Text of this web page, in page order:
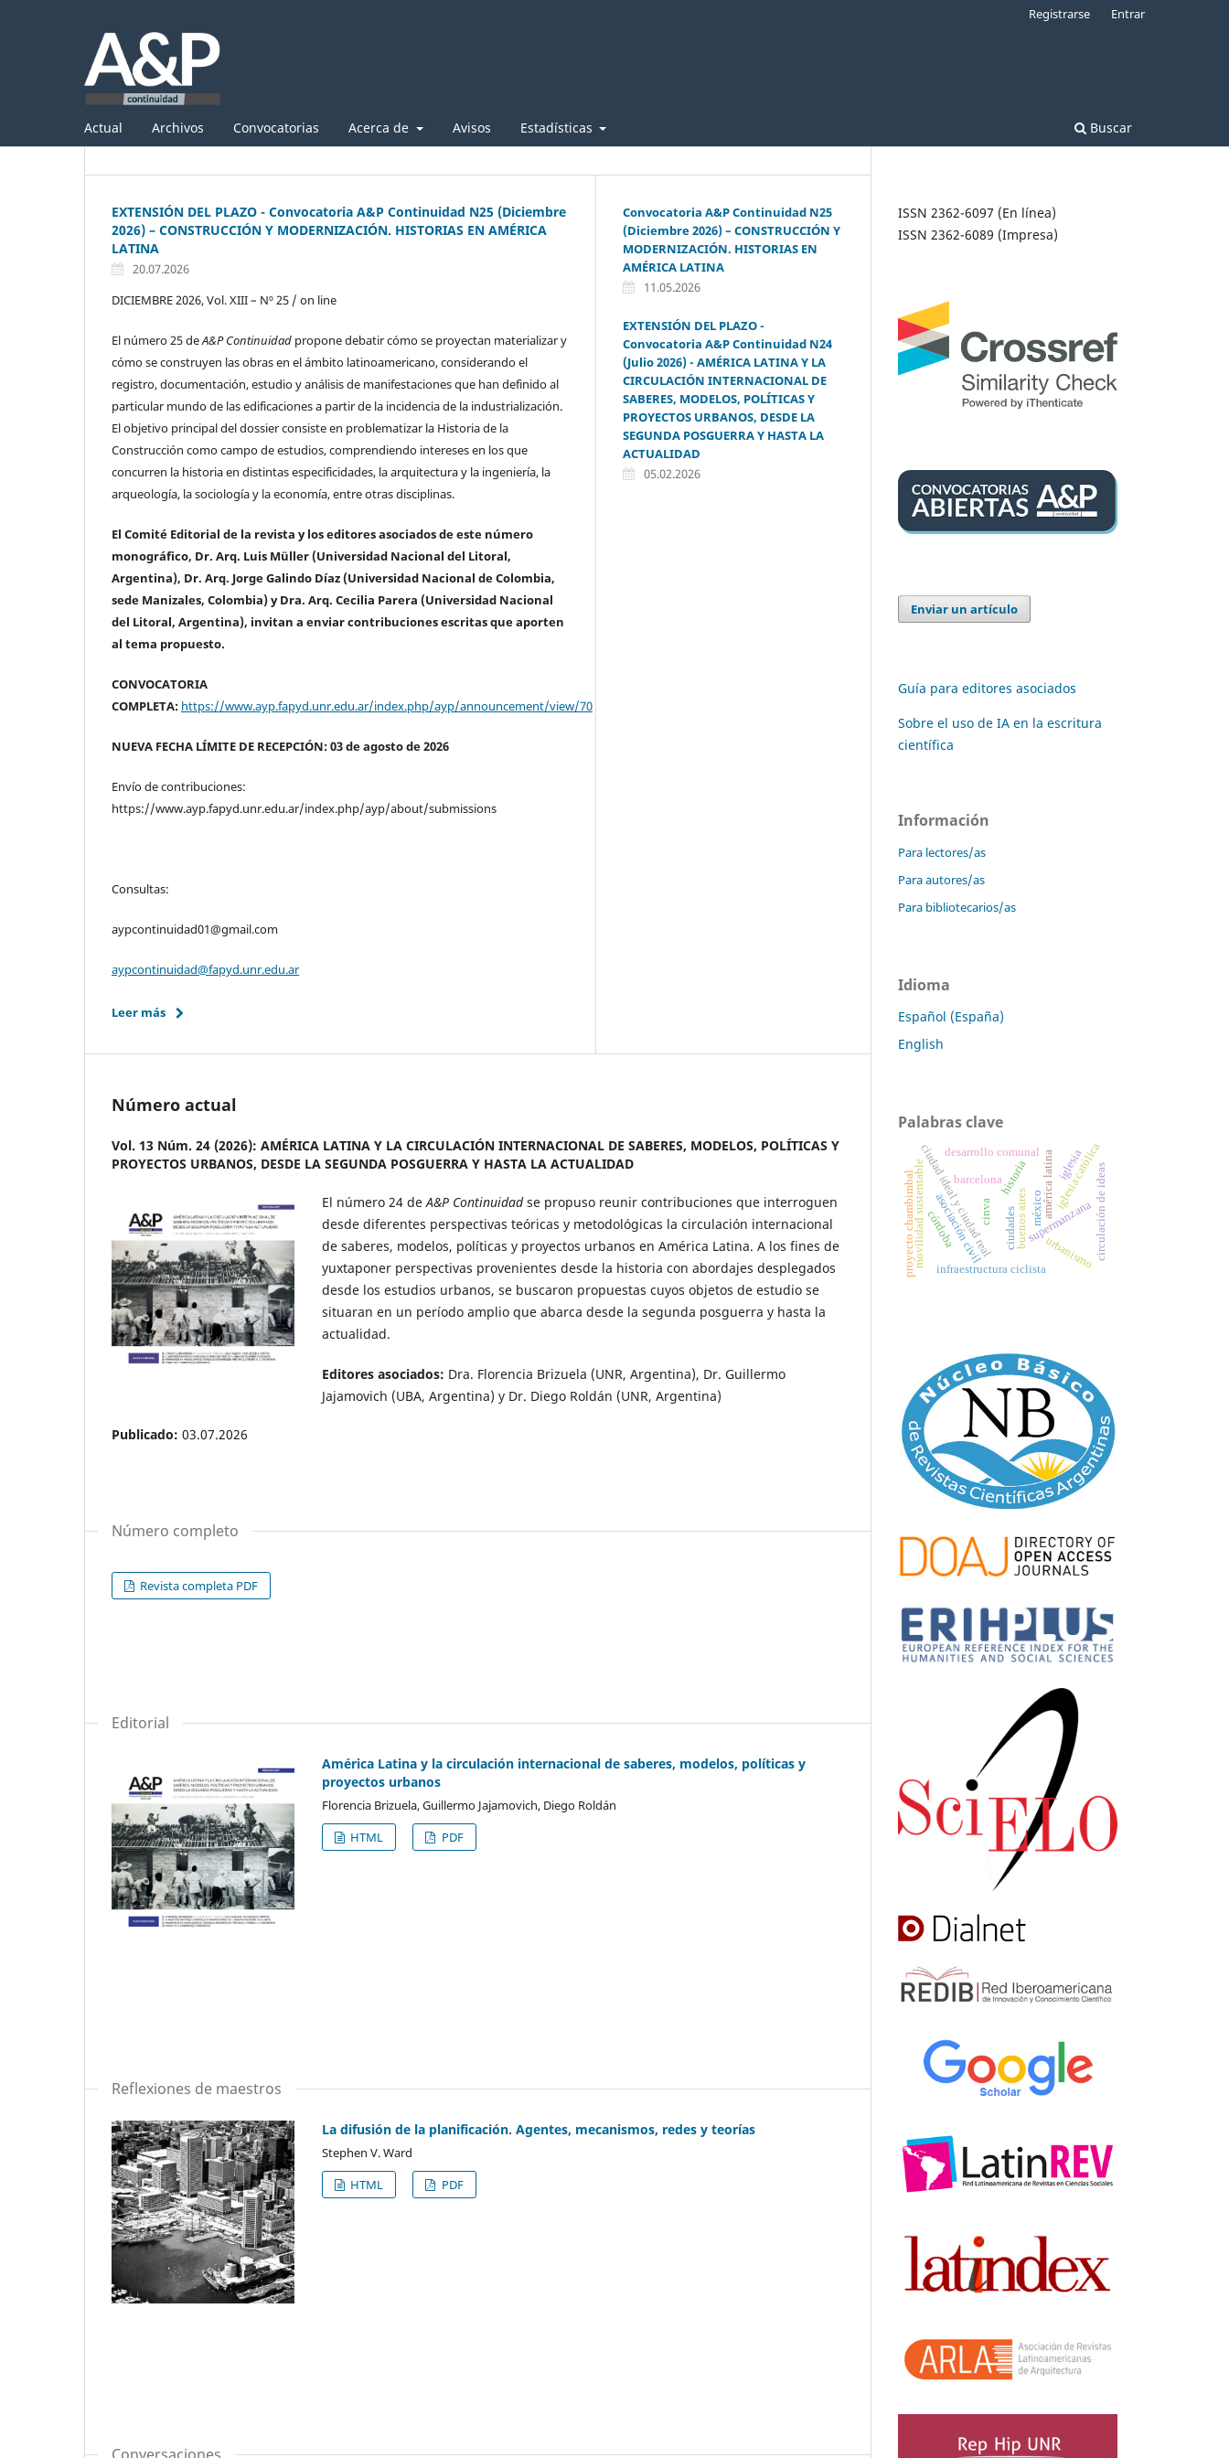
Actual Archivos Convocatorias Acerca de Avisos Estadísticas Buscar
Registrarse Entrar
EXTENSIÓN DEL PLAZO - Convocatoria A&P Continuidad N25 (Diciembre
2026) – CONSTRUCCIÓN Y MODERNIZACIÓN. HISTORIAS EN AMÉRICA
LATINA
20.07.2026
DICIEMBRE 2026, Vol. XIII – Nº 25 / on line
El número 25 deA&P Continuidad propone debatir cómo se proyectan materializar y
cómo se construyen las obras en el ámbito latinoamericano, considerando el
registro, documentación, estudio y análisis de manifestaciones que han definido al
particular mundo de las edificaciones a partir de la incidencia de la industrialización.
El objetivo principal del dossier consiste en problematizar la Historia de la
Construcción como campo de estudios, comprendiendo intereses en los que
concurren la historia en distintas especificidades, la arquitectura y la ingeniería, la
arqueología, la sociología y la economía, entre otras disciplinas.
El Comité Editorial de la revista y los editores asociados de este número
monográfico, Dr. Arq. Luis Müller (Universidad Nacional del Litoral,
Argentina), Dr. Arq. Jorge Galindo Díaz (Universidad Nacional de Colombia,
sede Manizales, Colombia) y Dra. Arq. Cecilia Parera (Universidad Nacional
del Litoral, Argentina), invitan a enviar contribuciones escritas que aporten
al tema propuesto.
CONVOCATORIA
COMPLETA: https://www.ayp.fapyd.unr.edu.ar/index.php/ayp/announcement/view/70
NUEVA FECHA LÍMITE DE RECEPCIÓN: 03 de agosto de 2026
Envío de contribuciones:
https://www.ayp.fapyd.unr.edu.ar/index.php/ayp/about/submissions
Consultas:
aypcontinuidad01@gmail.com
aypcontinuidad@fapyd.unr.edu.ar
Leer más
Convocatoria A&P Continuidad N25
(Diciembre 2026) – CONSTRUCCIÓN Y
MODERNIZACIÓN. HISTORIAS EN
AMÉRICA LATINA
11.05.2026
EXTENSIÓN DEL PLAZO -
Convocatoria A&P Continuidad N24
(Julio 2026) - AMÉRICA LATINA Y LA
CIRCULACIÓN INTERNACIONAL DE
SABERES, MODELOS, POLÍTICAS Y
PROYECTOS URBANOS, DESDE LA
SEGUNDA POSGUERRA Y HASTA LA
ACTUALIDAD
05.02.2026
Número actual
Vol. 13 Núm. 24 (2026): AMÉRICA LATINA Y LA CIRCULACIÓN INTERNACIONAL DE SABERES, MODELOS, POLÍTICAS Y
PROYECTOS URBANOS, DESDE LA SEGUNDA POSGUERRA Y HASTA LA ACTUALIDAD
El número 24 deA&P Continuidadse propuso reunir contribuciones que interroguen
desde diferentes perspectivas teóricas y metodológicas la circulación internacional
de saberes, modelos, políticas y proyectos urbanos en América Latina. A los fines de
yuxtaponer perspectivas provenientes desde la historia con abordajes desplegados
desde los estudios urbanos, se buscaron propuestas cuyos objetos de estudio se
situaran en un período amplio que abarca desde la segunda posguerra y hasta la
actualidad.
Editores asociados: Dra. Florencia Brizuela (UNR, Argentina), Dr. Guillermo
Jajamovich (UBA, Argentina) y Dr. Diego Roldán (UNR, Argentina)
Publicado: 03.07.2026
Número completo
Revista completa PDF
Editorial
América Latina y la circulación internacional de saberes, modelos, políticas y
proyectos urbanos
Florencia Brizuela, Guillermo Jajamovich, Diego Roldán
HTML
PDF
Reflexiones de maestros
La difusión de la planificación. Agentes, mecanismos, redes y teorías
Stephen V. Ward
HTML
PDF
ISSN 2362-6097 (En línea)
ISSN 2362-6089 (Impresa)
Enviar un artículo
Guía para editores asociados
Sobre el uso de IA en la escritura
científica
Información
Para lectores/as
Para autores/as
Para bibliotecarios/as
Idioma
Español (España)
English
Palabras clave
barcelona
buenos airessupermanzana
ciudad ideal y ciudad real ciudades
américa latina
historia
movilidad sustentable
infraestructura ciclista
cinva
proyecto chambimbal
desarrollo comunal
asociación civil
iglesia católicacirculación de ideas
urbanismo
córdoba
iglesia
méxico